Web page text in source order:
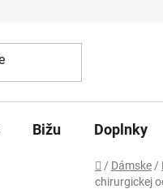
Bižu Doplnky
Domov
/ Dámske /
chirurgickej